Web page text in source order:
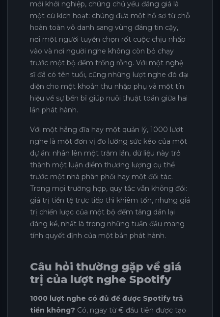
mới khởi nghiệp, chúng chủ yếu đáng giá là
một cú kích hoạt: chúng đưa một hồ sơ từ chỗ
hoàn toàn vô danh sang vùng đáng tin cậy,
nơi một người tuyển chọn rốt cuộc chịu nhấp
vào và nơi người nghe không còn bỏ chạy
trước một bộ đếm trống rỗng. Với một nghệ
sĩ đã có tên tuổi, cũng những lượt nghe đó đại
diện cho một khoản thu nhập phụ và một tín
hiệu về sự bền bỉ giúp nuôi thuật toán giữa hai
lần phát hành.
Với một hãng đĩa hay một quản lý, 1000 lượt
nghe là một đơn vị đo lường sức kéo của một
dự án: nhân lên một trăm lần, dữ liệu này trở
thành một luận điểm thương lượng cụ thể
trước một nhà phân phối hay một đối tác.
Trong mọi trường hợp, quy tắc vẫn không đổi:
giá trị tiền tệ trực tiếp thì khiêm tốn, nhưng giá
trị chiến lược của một bộ đếm tăng dần lại
đáng kể, nhất là trong những tuần đầu mang
tính quyết định của một bản phát hành.
Câu hỏi thường gặp về giá
trị của lượt nghe Spotify
1000 lượt nghe có đủ để được Spotify trả
tiền không? Có, ngay từ € đầu tiên được tạo